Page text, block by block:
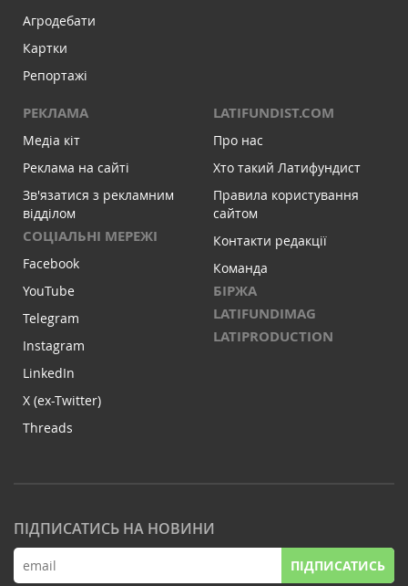
Агродебати
Картки
Репортажі
РЕКЛАМА
Медіа кіт
Реклама на сайті
Зв'язатися з рекламним
відділом
СОЦІАЛЬНІ МЕРЕЖІ
Facebook
YouTube
Telegram
Instagram
LinkedIn
X (ex-Twitter)
Threads
LATIFUNDIST.COM
Про нас
Хто такий Латифундист
Правила користування
сайтом
Контакти редакції
Команда
БІРЖА
LATIFUNDIMAG
LATIPRODUCTION
ПІДПИСАТИСЬ НА НОВИНИ
ПІДПИСАТИСЬ